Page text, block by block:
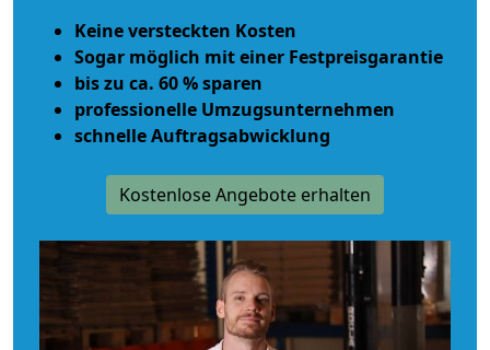
Keine versteckten Kosten
Sogar möglich mit einer Festpreisgarantie
bis zu ca. 60 % sparen
professionelle Umzugsunternehmen
schnelle Auftragsabwicklung
Kostenlose Angebote erhalten